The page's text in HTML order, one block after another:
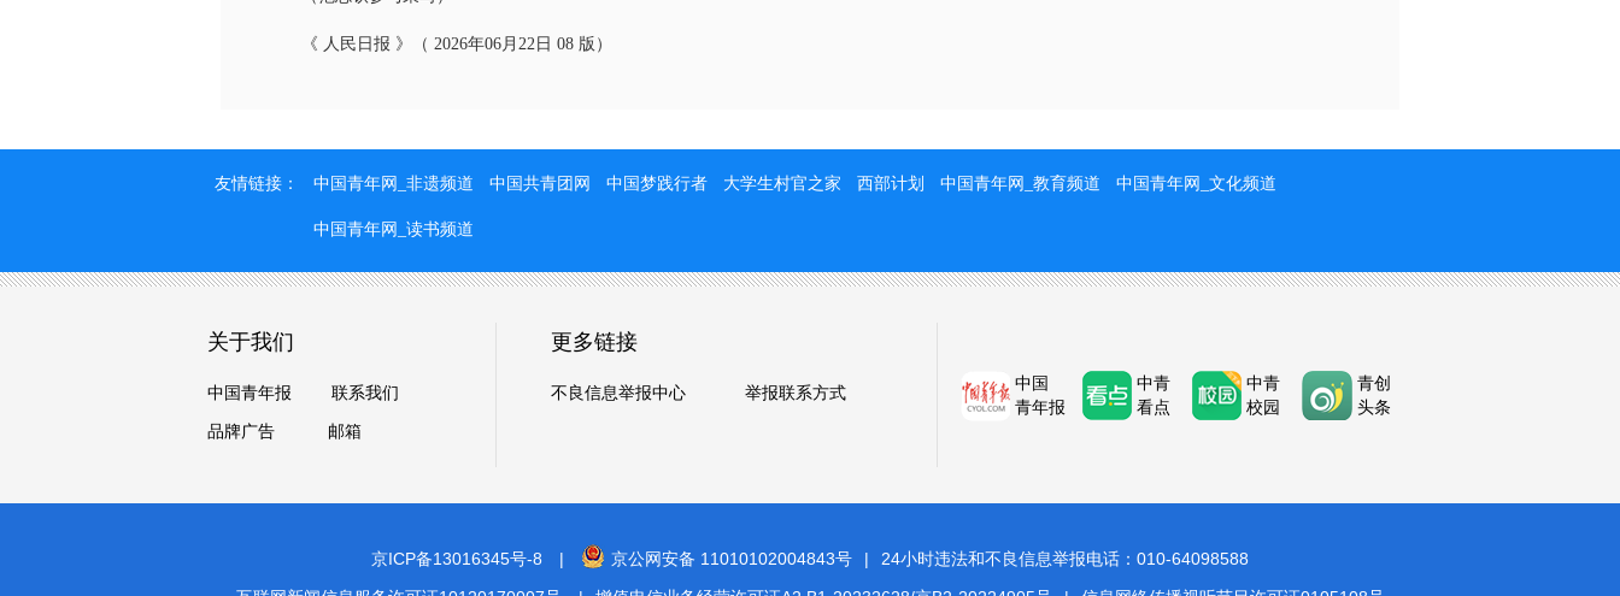
《 人民日报 》（ 2026年06月22日 08 版）
友情链接： 中国青年网_非遗频道 中国共青团网 中国梦践行者 大学生村官之家 西部计划 中国青年网_教育频道 中国青年网_文化频道
中国青年网_读书频道
关于我们
中国青年报
联系我们
品牌广告
邮箱
更多链接
不良信息举报中心 举报联系方式
中国
青年报
中青
看点
中青
校园
青创
头条
京ICP备13016345号-8 | 京公网安备 11010102004843号 |
24小时违法和不良信息举报电话：010-64098588